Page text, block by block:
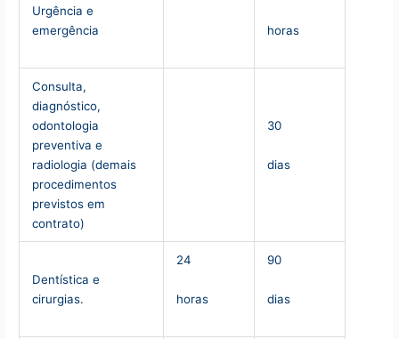
Urgência e
emergência
horas
Consulta,
diagnóstico,
odontologia
preventiva e
radiologia (demais
procedimentos
previstos em
contrato)
30
dias
Dentística e
cirurgias.
24
horas
90
dias